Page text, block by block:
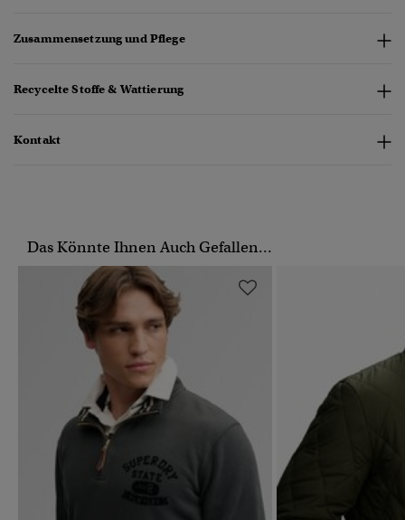
Zusammensetzung und Pflege
Recycelte Stoffe & Wattierung
Kontakt
Das Könnte Ihnen Auch Gefallen...